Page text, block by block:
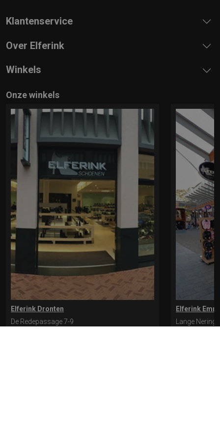
Klantenservice
Over Elferink
Winkels
Onze winkels
Elferink Dronten
De Redepassage 7-9
Elferink
Lange Nering